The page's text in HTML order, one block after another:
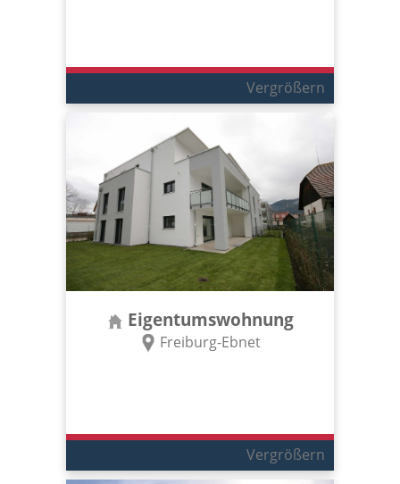
Vergrößern
Eigentumswohnung
Freiburg-Ebnet
Vergrößern